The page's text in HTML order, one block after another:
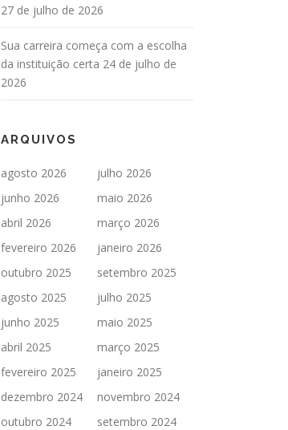
27 de julho de 2026
Sua carreira começa com a escolha
da instituição certa 24 de julho de
2026
ARQUIVOS
agosto 2026
julho 2026
junho 2026
maio 2026
abril 2026
março 2026
fevereiro 2026
janeiro 2026
outubro 2025
setembro 2025
agosto 2025
julho 2025
junho 2025
maio 2025
abril 2025
março 2025
fevereiro 2025
janeiro 2025
dezembro 2024
novembro 2024
outubro 2024
setembro 2024